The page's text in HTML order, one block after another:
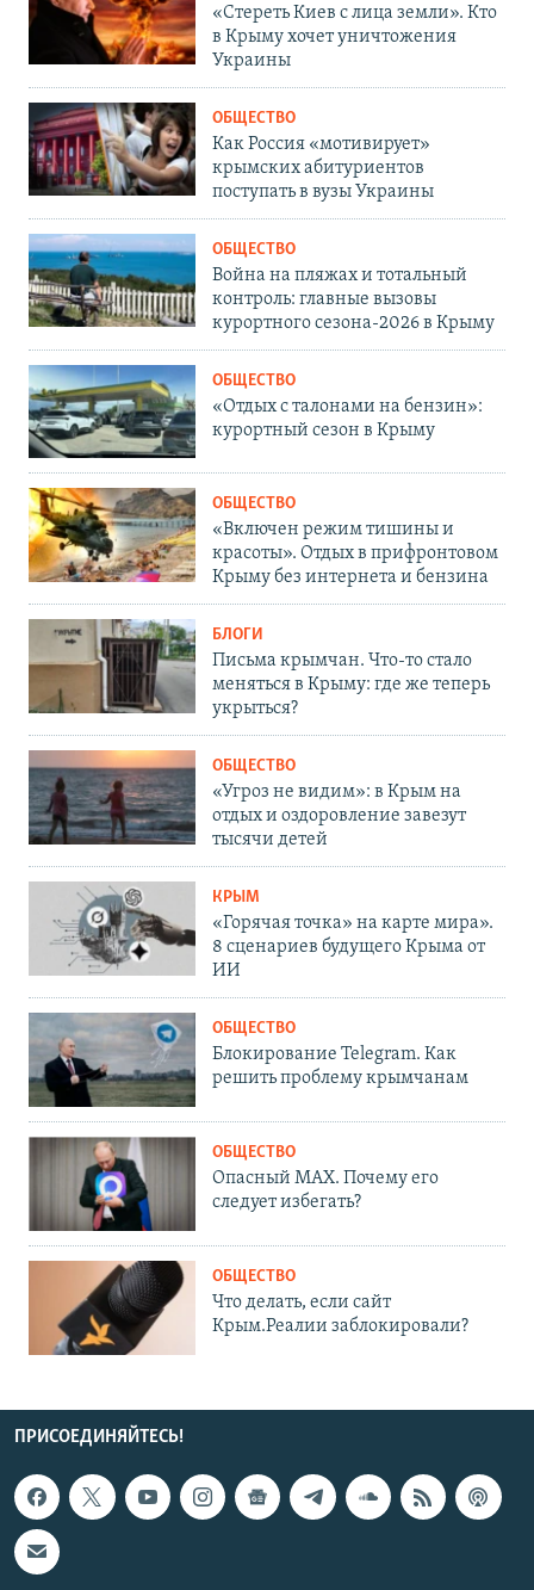
«Стереть Киев с лица земли». Кто
в Крыму хочет уничтожения
Украины
ОБЩЕСТВО
Как Россия «мотивирует»
крымских абитуриентов
поступать в вузы Украины
ОБЩЕСТВО
Война на пляжах и тотальный
контроль: главные вызовы
курортного сезона-2026 в Крыму
ОБЩЕСТВО
«Отдых с талонами на бензин»:
курортный сезон в Крыму
ОБЩЕСТВО
«Включен режим тишины и
красоты». Отдых в прифронтовом
Крыму без интернета и бензина
БЛОГИ
Письма крымчан. Что-то стало
меняться в Крыму: где же теперь
укрыться?
ОБЩЕСТВО
«Угроз не видим»: в Крым на
отдых и оздоровление завезут
тысячи детей
КРЫМ
«Горячая точка» на карте мира».
8 сценариев будущего Крыма от
ИИ
ОБЩЕСТВО
Блокирование Telegram. Как
решить проблему крымчанам
ОБЩЕСТВО
Опасный MAX. Почему его
следует избегать?
ОБЩЕСТВО
Что делать, если сайт
Крым.Реалии заблокировали?
ПРИСОЕДИНЯЙТЕСЬ!